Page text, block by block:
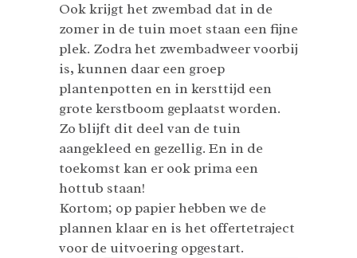
Ook krijgt het zwembad dat in de
zomer in de tuin moet staan een fijne
plek. Zodra het zwembadweer voorbij
is, kunnen daar een groep
plantenpotten en in kersttijd een
grote kerstboom geplaatst worden.
Zo blijft dit deel van de tuin
aangekleed en gezellig. En in de
toekomst kan er ook prima een
hottub staan!
Kortom; op papier hebben we de
plannen klaar en is het offertetraject
voor de uitvoering opgestart.